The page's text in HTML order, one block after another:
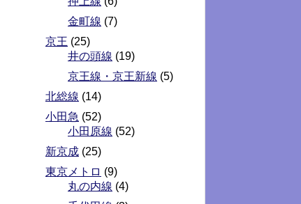
金町線 (7)
京王 (25)
井の頭線 (19)
京王線・京王新線 (5)
北総線 (14)
小田急 (52)
小田原線 (52)
新京成 (25)
東京メトロ (9)
丸の内線 (4)